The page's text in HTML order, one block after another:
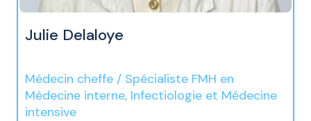
Julie Delaloye
Médecin cheffe / Spécialiste FMH en
Médecine interne, Infectiologie et Médecine
intensive